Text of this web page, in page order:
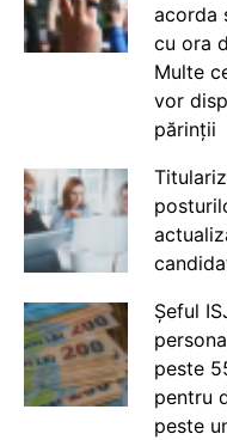
acorda
cu ora
Multe
vor
părinții
Șeful
peste
pentru
peste